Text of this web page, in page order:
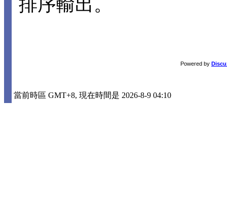
排序輸出。
Powered by
當前時區 GMT+8, 現在時間是 2026-8-9 04:10